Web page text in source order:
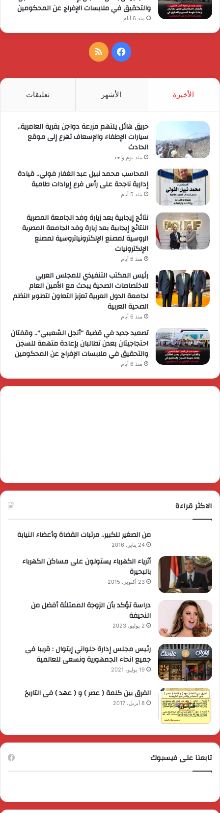
والتحقيق في ملابسات الإفراج عن المحكومين
منذ 6 أيام
فيسبوكملخص
الأخيرة الأشهر تعليقات
حريق هائل يلتهم مزرعة دواجن بقرية العامرية..
سيارات الإطفاء والإسعاف تهرع إلى موقع
الحادث
منذ يوم واحد
المحاسب محمد نبيل عبد الغفار فولي.. قيادة
إدارية ناجحة على رأس فرع إيرادات طامية
منذ 5 أيام
نتائج إيجابية بعد زيارة وفد الجامعة المصرية
النتائج إيجابية بعد زيارة وفد الجامعة المصرية
الروسية لمصنع الإلكترونياتروسية لمصنع
الإلكترونيات
منذ 6 أيام
رئيس المكتب التنفيذي للمجلس العربي
للاختصاصات الصحية يبحث مع الأمين العام
لجامعة الدول العربية تعزيز التعاون لتطوير النظم
الصحية العربية
منذ 6 أيام
تصعيد جديد في قضية “أنجل الشعيبي”.. وقفتان
احتجاجيتان بعدن تطالبان بإعادة متهمة للسجن
والتحقيق في ملابسات الإفراج عن المحكومين
منذ 6 أيام
الاكثر قراءة
من الصغير للكبير.. مرتبات القضاة وأعضاء النيابة
24 يناير، 2016
أثرياء الكهرباء يستولون على مساكن الكهرباء
بالبحيرة
23 أكتوبر، 2015
دراسة تؤكد بأن الزوجة الممتلئة أفضل من
النحيفة
2 يوليو، 2023
رئيس مجلس إدارة حلواني إيتوال : قريبا فى
جميع انحاء الجمهورية ونسعى للعالمية
19 يوليو، 2021
الفرق بين كلمة ( عصر ) و ( عهد ) فى التاريخ
8 أبريل، 2017
تابعنا على فيسبوك